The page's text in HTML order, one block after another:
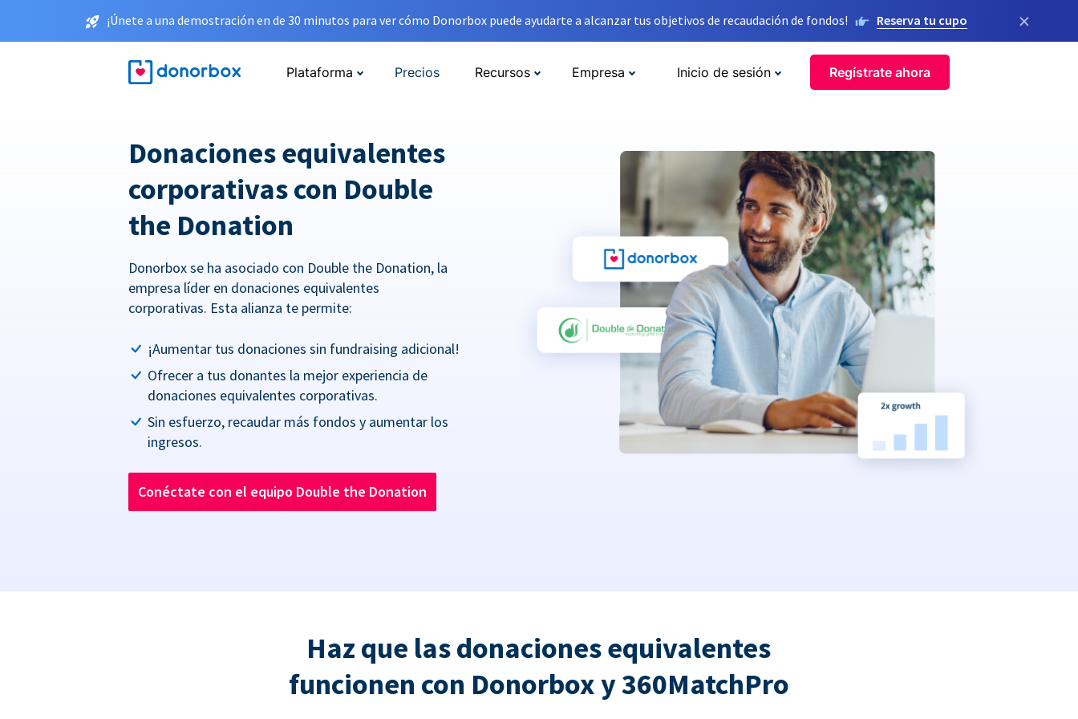
¡Únete a una demostración en de 30 minutos para ver cómo Donorbox puede ayudarte a alcanzar tus objetivos de recaudación de fondos! Reserva tu cupo ×
Plataforma Precios Recursos Empresa Inicio de sesión Regístrate ahora
Donaciones equivalentes
corporativas con Double
the Donation
Donorbox se ha asociado con Double the Donation, la
empresa líder en donaciones equivalentes
corporativas. Esta alianza te permite:
¡Aumentar tus donaciones sin fundraising adicional!
Ofrecer a tus donantes la mejor experiencia de
donaciones equivalentes corporativas.
Sin esfuerzo, recaudar más fondos y aumentar los
ingresos.
Conéctate con el equipo Double the Donation
Haz que las donaciones equivalentes
funcionen con Donorbox y 360MatchPro